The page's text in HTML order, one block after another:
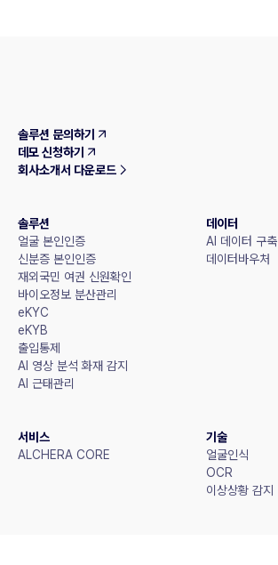
솔루션 문의하기
데모 신청하기
회사소개서 다운로드
솔루션
얼굴 본인인증
신분증 본인인증
재외국민 여권 신원확인
바이오정보 분산관리
eKYC
eKYB
출입통제
AI 영상 분석 화재 감지
AI 근태관리
데이터
AI 데이터 구축
데이터바우처
서비스
ALCHERA CORE
기술
얼굴인식
OCR
이상상황 감지